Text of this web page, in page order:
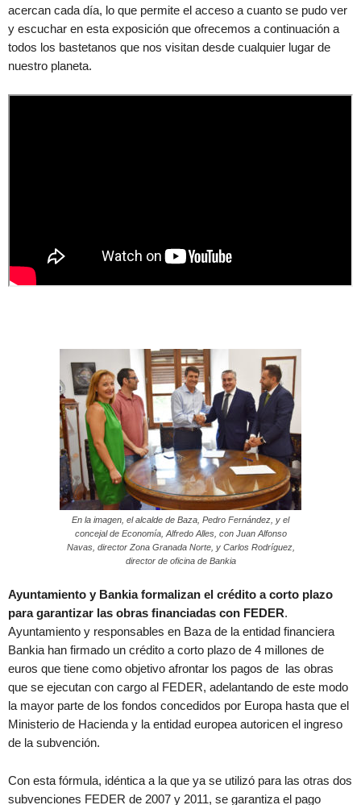
acercan cada día, lo que permite el acceso a cuanto se pudo ver
y escuchar en esta exposición que ofrecemos a continuación a
todos los bastetanos que nos visitan desde cualquier lugar de
nuestro planeta.
En la imagen, el alcalde de Baza, Pedro Fernández, y el
concejal de Economía, Alfredo Alles, con Juan Alfonso
Navas, director Zona Granada Norte, y Carlos Rodríguez,
director de oficina de Bankia
Ayuntamiento y Bankia formalizan el crédito a corto plazo
para garantizar las obras financiadas con FEDER.
Ayuntamiento y responsables en Baza de la entidad financiera
Bankia han firmado un crédito a corto plazo de 4 millones de
euros que tiene como objetivo afrontar los pagos de las obras
que se ejecutan con cargo al FEDER, adelantando de este modo
la mayor parte de los fondos concedidos por Europa hasta que el
Ministerio de Hacienda y la entidad europea autoricen el ingreso
de la subvención.
Con esta fórmula, idéntica a la que ya se utilizó para las otras dos
subvenciones FEDER de 2007 y 2011, se garantiza el pago